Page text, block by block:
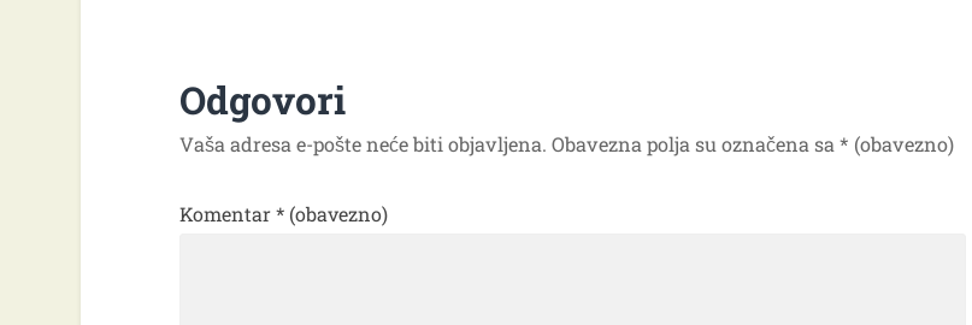
Odgovori
Vaša adresa e-pošte neće biti objavljena. Obavezna polja su označena sa * (obavezno)
Komentar* (obavezno)